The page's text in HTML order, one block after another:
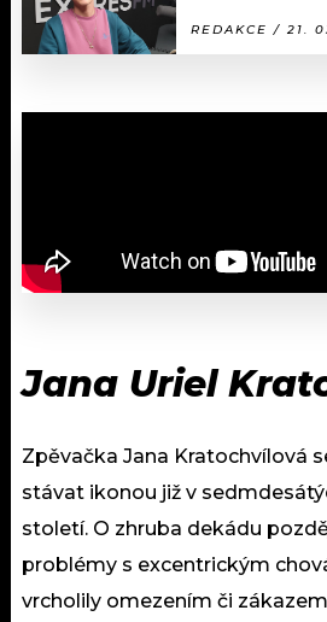
REDAKCE / 21.
Jana Uriel
Zpěvačka Jana Kratochvílová
stávat ikonou již v
století. O zhruba dekádu
problémy s excentrickým
vrcholily omezením či